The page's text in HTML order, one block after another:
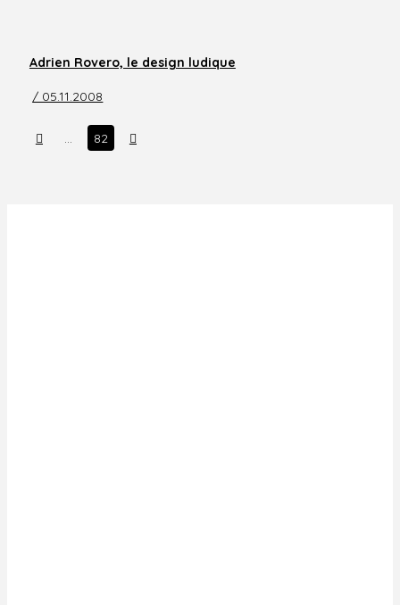
Adrien Rovero, le design ludique
/ 05.11.2008
Prev … 82 Next